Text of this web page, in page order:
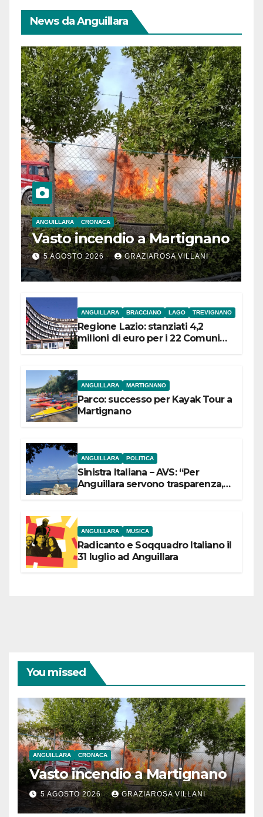
News da Anguillara
ANGUILLARA CRONACA
Vasto incendio a Martignano
5 AGOSTO 2026 GRAZIAROSA VILLANI
ANGUILLARA BRACCIANO LAGO TREVIGNANO
Regione Lazio: stanziati 4,2
milioni di euro per i 22 Comuni
ANGUILLARA MARTIGNANO
Parco: successo per Kayak Tour a
Martignano
ANGUILLARA POLITICA
Sinistra Italiana – AVS: “Per
Anguillara servono trasparenza,
ANGUILLARA MUSICA
Radicanto e Soqquadro Italiano il
31 luglio ad Anguillara
You missed
ANGUILLARA CRONACA
Vasto incendio a Martignano
5 AGOSTO 2026 GRAZIAROSA VILLANI